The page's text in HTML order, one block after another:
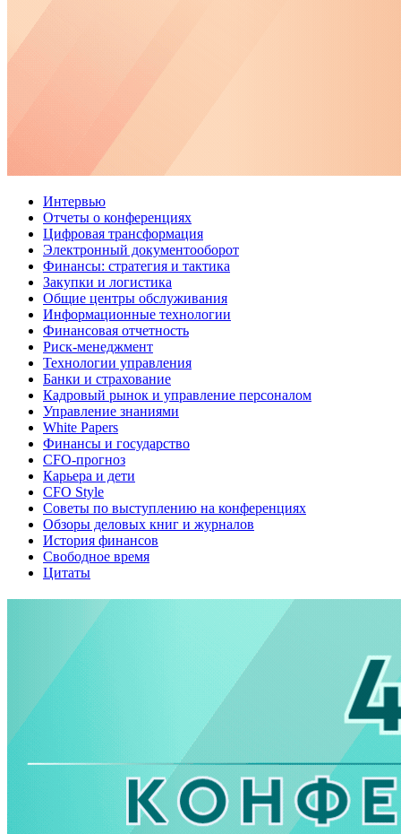
Интервью
Отчеты о конференциях
Цифровая трансформация
Электронный документооборот
Финансы: стратегия и тактика
Закупки и логистика
Общие центры обслуживания
Информационные технологии
Финансовая отчетность
Риск-менеджмент
Технологии управления
Банки и страхование
Кадровый рынок и управление персоналом
Управление знаниями
White Papers
Финансы и государство
CFO-прогноз
Карьера и дети
CFO Style
Советы по выступлению на конференциях
Обзоры деловых книг и журналов
История финансов
Свободное время
Цитаты